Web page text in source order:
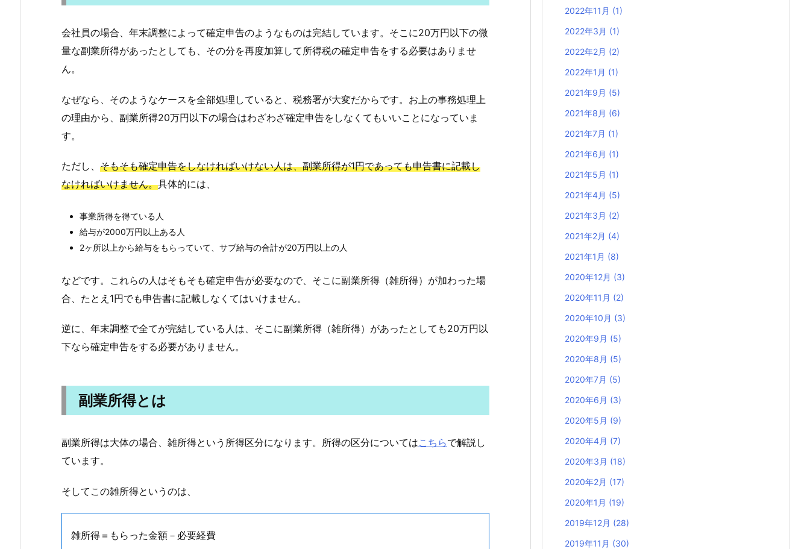
会社員の場合、年末調整によって確定申告のようなものは完結しています。そこに20万円以下の微
量な副業所得があったとしても、その分を再度加算して所得税の確定申告をする必要はありませ
ん。
なぜなら、そのようなケースを全部処理していると、税務署が大変だからです。お上の事務処理上
の理由から、副業所得20万円以下の場合はわざわざ確定申告をしなくてもいいことになっていま
す。
ただし、 そもそも確定申告をしなければいけない人は、副業所得が1円であっても申告書に記載し
なければいけません。具体的には、
事業所得を得ている人
給与が2000万円以上ある人
2ヶ所以上から給与をもらっていて、サブ給与の合計が20万円以上の人
などです。これらの人はそもそも確定申告が必要なので、そこに副業所得（雑所得）が加わった場
合、たとえ1円でも申告書に記載しなくてはいけません。
逆に、年末調整で全てが完結している人は、そこに副業所得（雑所得）があったとしても20万円以
下なら確定申告をする必要がありません。
副業所得とは
副業所得は大体の場合、雑所得という所得区分になります。所得の区分についてはこちらで解説し
ています。
そしてこの雑所得というのは、
雑所得＝もらった金額－必要経費
2022年11月 (1)
2022年3月 (1)
2022年2月 (2)
2022年1月 (1)
2021年9月 (5)
2021年8月 (6)
2021年7月 (1)
2021年6月 (1)
2021年5月 (1)
2021年4月 (5)
2021年3月 (2)
2021年2月 (4)
2021年1月 (8)
2020年12月 (3)
2020年11月 (2)
2020年10月 (3)
2020年9月 (5)
2020年8月 (5)
2020年7月 (5)
2020年6月 (3)
2020年5月 (9)
2020年4月 (7)
2020年3月 (18)
2020年2月 (17)
2020年1月 (19)
2019年12月 (28)
2019年11月 (30)